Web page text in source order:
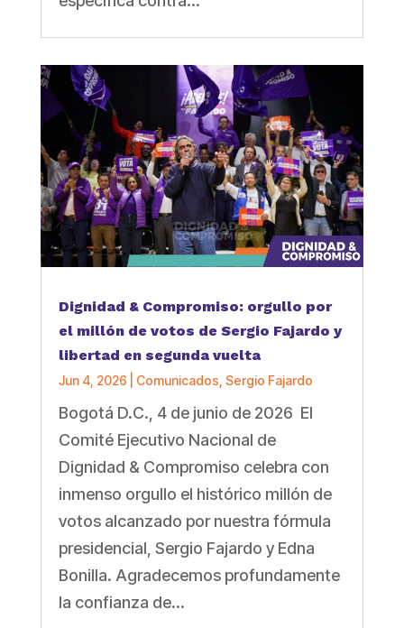
Dignidad & Compromiso: orgullo por
el millón de votos de Sergio Fajardo y
libertad en segunda vuelta
Jun 4, 2026 Comunicados Sergio Fajardo
Bogotá D.C., 4 de junio de 2026 El
Comité Ejecutivo Nacional de
Dignidad & Compromiso celebra con
inmenso orgullo el histórico millón de
votos alcanzado por nuestra fórmula
presidencial, Sergio Fajardo y Edna
Bonilla. Agradecemos profundamente
la confianza de...